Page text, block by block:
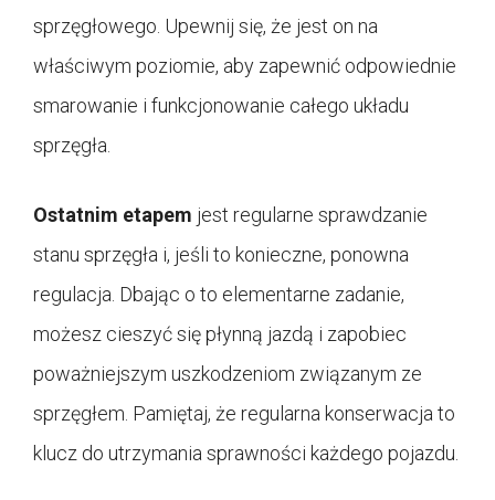
sprzęgłowego. Upewnij się, że jest on na
właściwym poziomie, aby zapewnić odpowiednie
smarowanie i funkcjonowanie całego układu
sprzęgła.
Ostatnim etapem jest regularne sprawdzanie
stanu sprzęgła i, jeśli to konieczne, ponowna
regulacja. Dbając o to elementarne zadanie,
możesz cieszyć się płynną jazdą i zapobiec
poważniejszym uszkodzeniom związanym ze
sprzęgłem. Pamiętaj, że regularna konserwacja to
klucz do utrzymania sprawności każdego pojazdu.